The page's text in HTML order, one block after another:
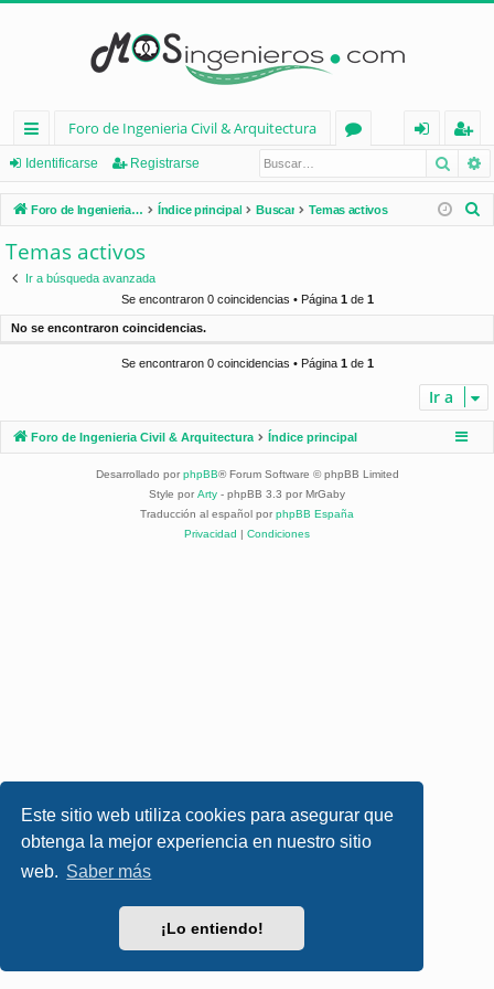
Este sitio web utiliza cookies para asegurar que
obtenga la mejor experiencia en nuestro sitio
web. Saber más
¡Lo entiendo!
nl
ac
es
rá
d
Foro de Ingenieria Civil & Arquitectura
os
nt
ifi
eg
ist
ra
Identificarse Registrarse
Foro de Ingenieria Civil & Arquitectura Índice principal Buscar Temas activos
Temas activos
Ir a búsqueda avanzada
Se encontraron 0 coincidencias • Página 1de 1
No se encontraron coincidencias.
Se encontraron 0 coincidencias • Página 1de 1
Ir a
Foro de Ingenieria Civil & Arquitectura Índice principal
Desarrollado por phpBB® Forum Software © phpBB Limited
Style por Arty - phpBB 3.3 por MrGaby
Traducción al español por phpBB España
Privacidad | Condiciones